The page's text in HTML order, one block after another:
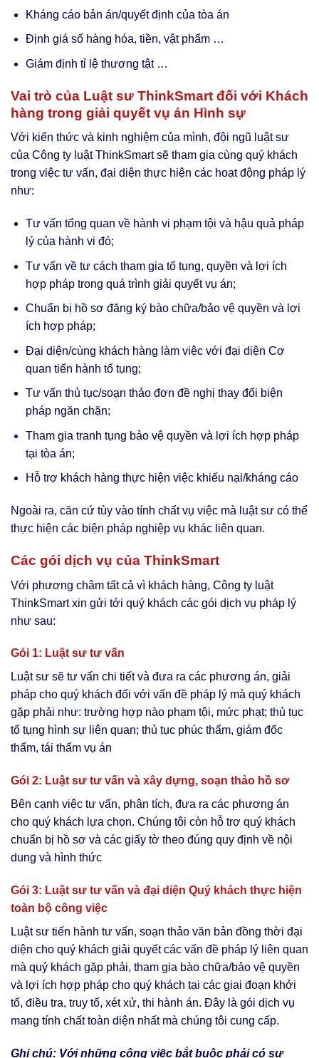
Kháng cáo bản án/quyết định của tòa án
Định giá số hàng hóa, tiền, vật phẩm …
Giám định tỉ lệ thương tật …
Vai trò của Luật sư ThinkSmart đối với Khách
hàng trong giải quyết vụ án Hình sự
Với kiến thức và kinh nghiệm của mình, đội ngũ luật sư
của Công ty luật ThinkSmart sẽ tham gia cùng quý khách
trong việc tư vấn, đại diện thực hiện các hoạt động pháp lý
như:
Tư vấn tổng quan về hành vi phạm tội và hậu quả pháp
lý của hành vi đó;
Tư vấn về tư cách tham gia tố tụng, quyền và lợi ích
hợp pháp trong quá trình giải quyết vụ án;
Chuẩn bị hồ sơ đăng ký bào chữa/bảo vệ quyền và lợi
ích hợp pháp;
Đại diện/cùng khách hàng làm việc với đại diện Cơ
quan tiến hành tố tụng;
Tư vấn thủ tục/soạn thảo đơn đề nghị thay đổi biện
pháp ngăn chặn;
Tham gia tranh tụng bảo vệ quyền và lợi ích hợp pháp
tại tòa án;
Hỗ trợ khách hàng thực hiện việc khiếu nại/kháng cáo
Ngoài ra, căn cứ tùy vào tính chất vụ việc mà luật sư có thể
thực hiện các biện pháp nghiệp vụ khác liên quan.
Các gói dịch vụ của ThinkSmart
Với phương châm tất cả vì khách hàng, Công ty luật
ThinkSmart xin gửi tới quý khách các gói dịch vụ pháp lý
như sau:
Gói 1: Luật sư tư vấn
Luật sư sẽ tư vấn chi tiết và đưa ra các phương án, giải
pháp cho quý khách đối với vấn đề pháp lý mà quý khách
gặp phải như: trường hợp nào phạm tội, mức phạt; thủ tục
tố tụng hình sự liên quan; thủ tục phúc thẩm, giám đốc
thẩm, tái thẩm vụ án
Gói 2: Luật sư tư vấn và xây dựng, soạn thảo hồ sơ
Bên cạnh việc tư vấn, phân tích, đưa ra các phương án
cho quý khách lựa chọn. Chúng tôi còn hỗ trợ quý khách
chuẩn bị hồ sơ và các giấy tờ theo đúng quy định về nội
dung và hình thức
Gói 3: Luật sư tư vấn và đại diện Quý khách thực hiện
toàn bộ công việc
Luật sư tiến hành tư vấn, soạn thảo văn bản đồng thời đại
diện cho quý khách giải quyết các vấn đề pháp lý liên quan
mà quý khách gặp phải, tham gia bào chữa/bảo vệ quyền
và lợi ích hợp pháp cho quý khách tại các giai đoạn khởi
tố, điều tra, truy tố, xét xử, thi hành án. Đây là gói dịch vụ
mang tính chất toàn diện nhất mà chúng tôi cung cấp.
Ghi chú: Với những công việc bắt buộc phải có sự